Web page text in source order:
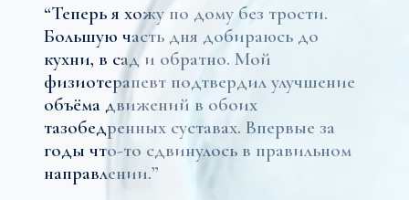
“Теперь я хожу по дому без трости.
Большую часть дня добираюсь до
кухни, в сад и обратно. Мой
физиотерапевт подтвердил улучшение
объёма движений в обоих
тазобедренных суставах. Впервые за
годы что-то сдвинулось в правильном
направлении.”